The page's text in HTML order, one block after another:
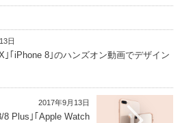
日
｣｢iPhone 8｣のハンズオン動画でデザイン
2017年9月13日
8 Plus｣｢Apple Watch